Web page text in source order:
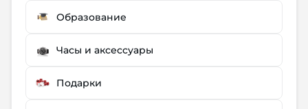
Образование
Часы и аксессуары
Подарки